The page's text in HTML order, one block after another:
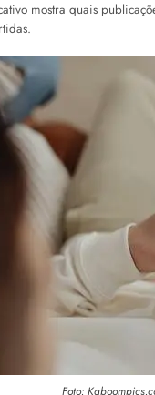
mostra quais
Foto: